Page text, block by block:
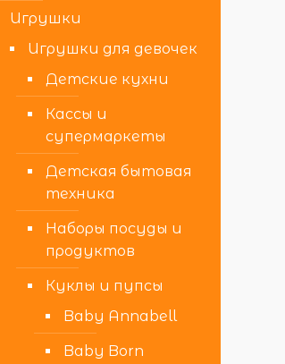
Игрушки
Игрушки для девочек
Детские кухни
Кассы и
супермаркеты
Детская бытовая
техника
Наборы посуды и
продуктов
Куклы и пупсы
Baby Annabell
Baby Born